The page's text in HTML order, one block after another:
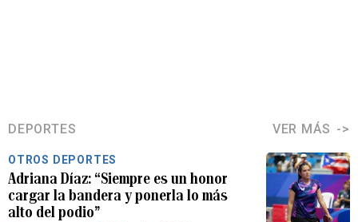
DEPORTES VER MÁS
OTROS DEPORTES
Adriana Díaz: “Siempre es un honor
cargar la bandera y ponerla lo más
alto del podio”